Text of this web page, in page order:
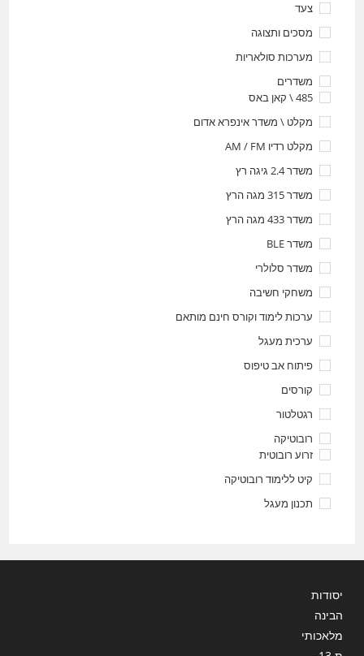
צעד
מסכים ותצוגה
מערכות סולאריות
משדרים
485 \ קאן באס
מקלט \ משדר אינפרא אדום
מקלט רדיו AM / FM
משדר 2.4 גיגה רץ
משדר 315 מגה הרץ
משדר 433 מגה הרץ
משדר BLE
משדר סלולרי
משחקי חשיבה
ערכות לימוד וקורס חינם מותאם
ערכית מעגל
פיתוח אב טיפוס
קורסים
רגטלטור
רובוטיקה
זרוע רובוטית
קיט ללימוד רובוטיקה
תכנון מעגל
יסודות
הבינה
מלאכותי